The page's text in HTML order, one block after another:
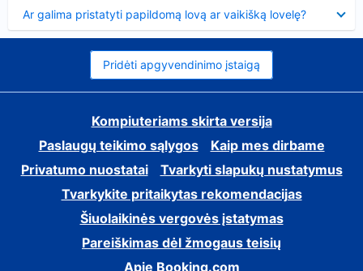
Ar galima pristatyti papildomą lovą ar vaikišką lovelę?
Pridėti apgyvendinimo įstaigą
Kompiuteriams skirta versija
Paslaugų teikimo sąlygos
Kaip mes dirbame
Privatumo nuostatai
Tvarkyti slapukų nustatymus
Tvarkykite pritaikytas rekomendacijas
Šiuolaikinės vergovės įstatymas
Pareiškimas dėl žmogaus teisių
Apie Booking.com